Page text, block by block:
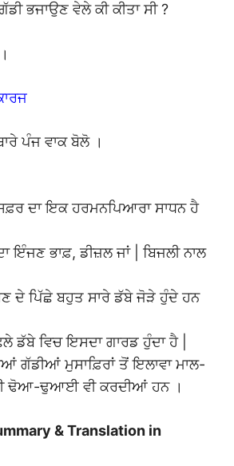
ਭਜਾਉਣ ਵੇਲੇ ਕੀ ਕੀਤਾ ਸੀ ?
ਪੰਜ ਵਾਕ ਬੋਲੋ ।
ਦਾ ਇਕ ਹਰਮਨਪਿਆਰਾ ਸਾਧਨ ਹੈ
ਇੰਜਣ ਭਾਫ਼, ਡੀਜ਼ਲ ਜਾਂ | ਬਿਜਲੀ ਨਾਲ
ਦੇ ਪਿੱਛੇ ਬਹੁਤ ਸਾਰੇ ਡੱਬੇ ਜੋੜੇ ਹੁੰਦੇ ਹਨ
ਡੱਬੇ ਵਿਚ ਇਸਦਾ ਗਾਰਡ ਹੁੰਦਾ ਹੈ |
ਗੱਡੀਆਂ ਮੁਸਾਫ਼ਿਰਾਂ ਤੋਂ ਇਲਾਵਾ ਮਾਲ-
ਢੋਆ-ਢੁਆਈ ਵੀ ਕਰਦੀਆਂ ਹਨ ।
& Translation in